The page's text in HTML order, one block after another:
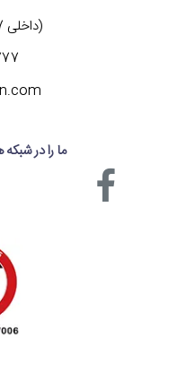
(داخلی 777) 73027-021
ما را در